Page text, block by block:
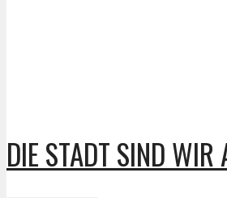
DIE STADT SIND WIR